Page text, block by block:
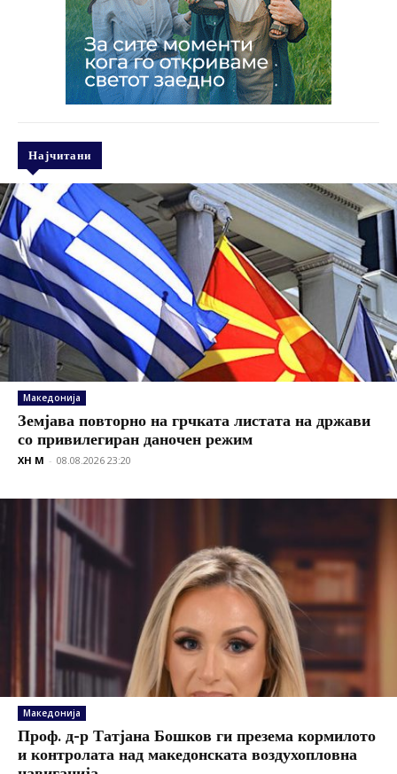
Најчитани
Македонија
Земјава повторно на грчката листата на држави
со привилегиран даночен режим
XH M - 08.08.2026 23:20
Македонија
Проф. д-р Татјана Бошков ги презема кормилото
и контролата над македонската воздухопловна